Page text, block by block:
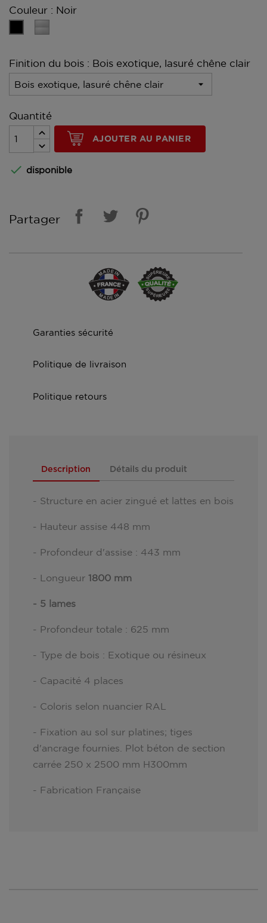
Couleur : Noir
métal
Finition du bois : Bois exotique, lasuré chêne clair
Quantité
AJOUTER AU PANIER
 disponible
Partager
Garanties sécurité
Politique de livraison
Politique retours
Description Détails du produit
- Structure en acier zingué et lattes en bois
- Hauteur assise 448 mm
- Profondeur d'assise : 443 mm
- Longueur 1800 mm
- 5 lames
- Profondeur totale : 625 mm
- Type de bois : Exotique ou résineux
- Capacité 4 places
- Coloris selon nuancier RAL
- Fixation au sol sur platines; tiges
d'ancrage fournies. Plot béton de section
carrée 250 x 2500 mm H300mm
- Fabrication Française